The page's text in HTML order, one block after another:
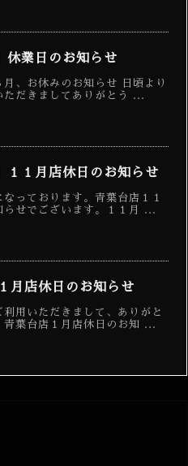
休業日のお知らせ
月、お休みのお知らせ 日頃より
ただきましてありがとう ...
１１月店休日のお知らせ
っております。青葉台店１１
らせでございます。１１月 ...
月店休日のお知らせ
利用いただきまして、ありがと
青葉台店１月店休日のお知 ...